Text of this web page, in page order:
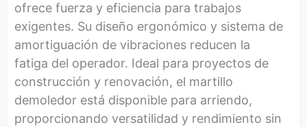
ofrece fuerza y eficiencia para trabajos
exigentes. Su diseño ergonómico y sistema de
amortiguación de vibraciones reducen la
fatiga del operador. Ideal para proyectos de
construcción y renovación, el martillo
demoledor está disponible para arriendo,
proporcionando versatilidad y rendimiento sin